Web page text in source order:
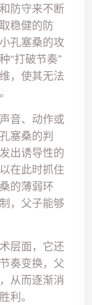
防守来不断
稳健的防
孔塞桑的攻
“打破节奏”
，使其无法
音、动作或
塞桑的判
出诱导性的
在此时抓住
的薄弱环
，父子能够
层面，它还
奏变换，父
从而逐渐消
利。